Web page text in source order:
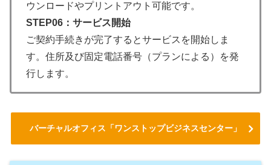
ウンロードやプリントアウト可能です。
STEP06：サービス開始
ご契約手続きが完了するとサービスを開始しま
す。住所及び固定電話番号（プランによる）を発
行します。
バーチャルオフィス「ワンストップビジネスセンター」